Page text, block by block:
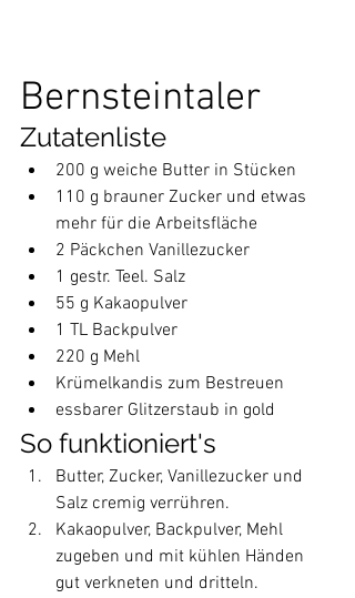
Bernsteintaler
Zutatenliste
200 g weiche Butter in Stücken
110 g brauner Zucker und etwas
mehr für die Arbeitsfläche
2 Päckchen Vanillezucker
1 gestr. Teel. Salz
55 g Kakaopulver
1 TL Backpulver
220 g Mehl
Krümelkandis zum Bestreuen
essbarer Glitzerstaub in gold
So funktioniert's
Butter, Zucker, Vanillezucker und
Salz cremig verrühren.
Kakaopulver, Backpulver, Mehl
zugeben und mit kühlen Händen
gut verkneten und dritteln.